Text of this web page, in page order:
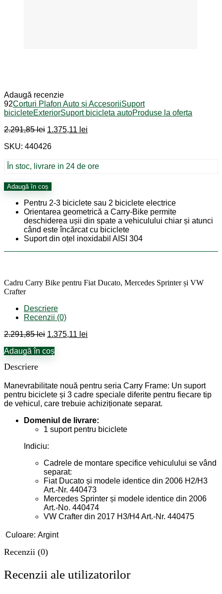
Adaugă recenzie
92Corturi Plafon Auto și AccesoriiSuport
bicicleteExteriorSuport bicicleta autoProduse la oferta
2.291,85lei Prețul
a
2.291,85 lei.
1.375,11 lei
SKU: 440426
În stoc, livrare in 24 de ore
Cantitate
Carry
Bike
pentru
Ducato,
Crafter
Adaugă în coș
Pentru 2-3 biciclete sau 2 biciclete electrice
Orientarea geometrică a Carry-Bike permite
deschiderea ușii din spate a vehiculului chiar și atunci
când este încărcat cu biciclete
Suport din oțel inoxidabil AISI 304
Cadru Carry Bike pentru Fiat Ducato, Mercedes Sprinter și VW
Crafter
Descriere
Recenzii (0)
2.291,85lei Prețul
a
1.375,11 lei
Adaugă în coș
Descriere
Manevrabilitate nouă pentru seria Carry Frame: Un suport
pentru biciclete și 3 cadre speciale diferite pentru fiecare tip
de vehicul, care trebuie achiziționate separat.
Domeniul de livrare:
1 suport pentru biciclete
Indiciu:
Cadrele de montare specifice vehiculului se vând
separat:
Fiat Ducato și modele identice din 2006 H2/H3
Art.-Nr. 440473
Mercedes Sprinter și modele identice din 2006
Art.-No. 440474
VW Crafter din 2017 H3/H4 Art.-Nr. 440475
Culoare: Argint
Recenzii (0)
Recenzii ale utilizatorilor